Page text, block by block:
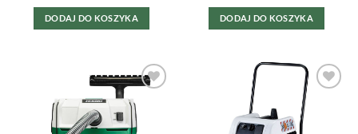
DODAJ DO KOSZYKA DODAJ DO KOSZYKA
DODAJ DO
ULUBIONYCH
DODAJ DO
ULUBIONYCH